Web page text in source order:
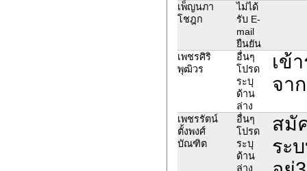
เพ็ญนภา
โชฎก
ไม่ได้
รับ E-
mail
ยืนยัน
เพชรศิริ
พุฒิวร
อื่นๆ
โปรด
ระบุ
ด้าน
ล่าง
เข้
จา
เพชรรัตน์
ตั้งพงศ์
บัณฑิต
อื่นๆ
โปรด
ระบุ
ด้าน
ล่าง
สมั
ระ